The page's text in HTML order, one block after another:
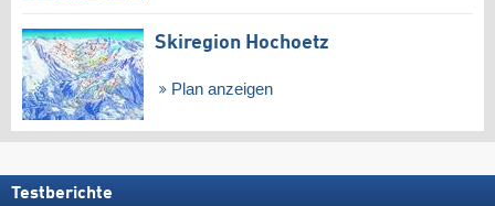
Skiregion Hochoetz
Plan anzeigen
Testberichte